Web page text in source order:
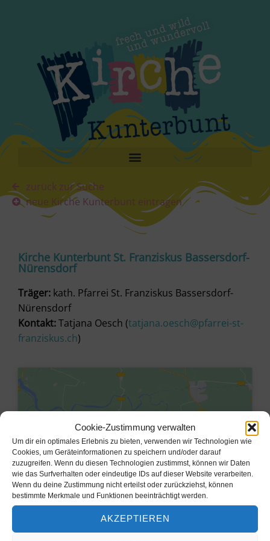
Cookie-Zustimmung verwalten
Um dir ein optimales Erlebnis zu bieten, verwenden wir Technologien wie
Cookies, um Geräteinformationen zu speichern und/oder darauf
zuzugreifen. Wenn du diesen Technologien zustimmst, können wir Daten
wie das Surfverhalten oder eindeutige IDs auf dieser Website verarbeiten.
Wenn du deine Zustimmung nicht erteilst oder zurückziehst, können
bestimmte Merkmale und Funktionen beeinträchtigt werden.
AKZEPTIEREN
zurück zur Suche
neue Kirche Kunterbunt eintragen
Kirche Kunterbunt St. Franziskus Bassersdorf-
Nürensdorf
Träger: kath. Pfarrei St. Franziskus Bassersdorf-
Nürensdorf
Kontakt:Tatjana Oesch (tatjana.oesch@pfarrei-st-
franziskus.ch)
Klicke hier, um Marketing-Cookies
zu akzeptieren und diesen Inhalt zu